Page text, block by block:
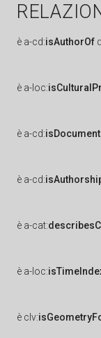
è a-cd:isAuthorOf
è a-loc:
è a-cd:
è a-cd:
è a-cat:
è a-loc:
è clv: